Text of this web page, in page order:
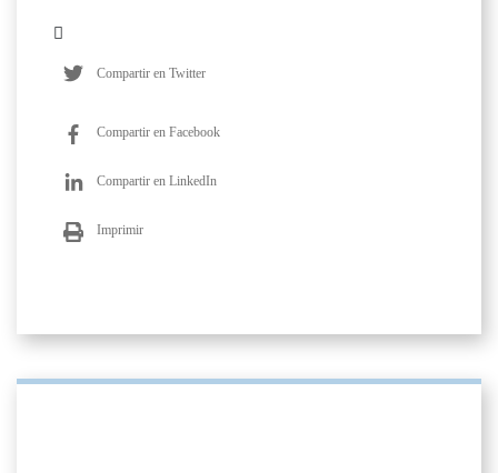
Compartir en Twitter
Compartir en Facebook
Compartir en LinkedIn
Imprimir